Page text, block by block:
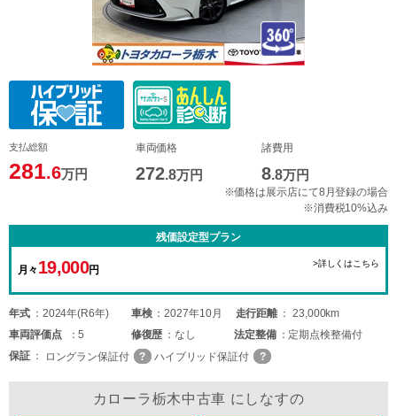
支払総額
281.6万円
車両価格
272.8万円
諸費用
8.8万円
※価格は展示店にて8月登録の場合
※消費税10%込み
残価設定型プラン
月々 19,000円
>詳しくはこちら
年式 2024年(R6年) 車検 2027年10月 走行距離
23,000km
車両評価点 5 修復歴 なし 法定整備
定期点検整備付
保証
ロングラン保証付 ハイブリッド保証付
カローラ栃木中古車 にしなすの